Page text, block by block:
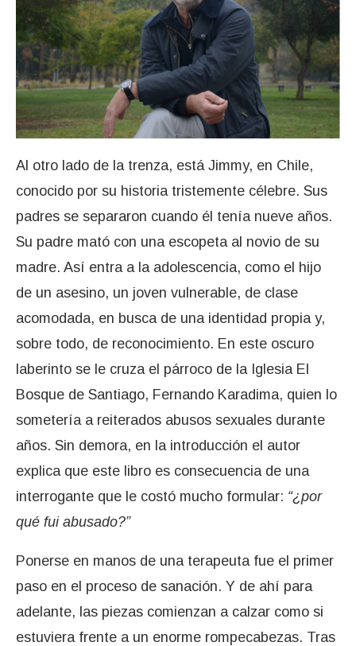
Al otro lado de la trenza, está Jimmy, en Chile,
conocido por su historia tristemente célebre. Sus
padres se separaron cuando él tenía nueve años.
Su padre mató con una escopeta al novio de su
madre. Así entra a la adolescencia, como el hijo
de un asesino, un joven vulnerable, de clase
acomodada, en busca de una identidad propia y,
sobre todo, de reconocimiento. En este oscuro
laberinto se le cruza el párroco de la Iglesia El
Bosque de Santiago, Fernando Karadima, quien lo
sometería a reiterados abusos sexuales durante
años. Sin demora, en la introducción el autor
explica que este libro es consecuencia de una
interrogante que le costó mucho formular: “¿por
qué fui abusado?”
Ponerse en manos de una terapeuta fue el primer
paso en el proceso de sanación. Y de ahí para
adelante, las piezas comienzan a calzar como si
estuviera frente a un enorme rompecabezas. Tras